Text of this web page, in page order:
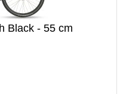
Black - 55 cm